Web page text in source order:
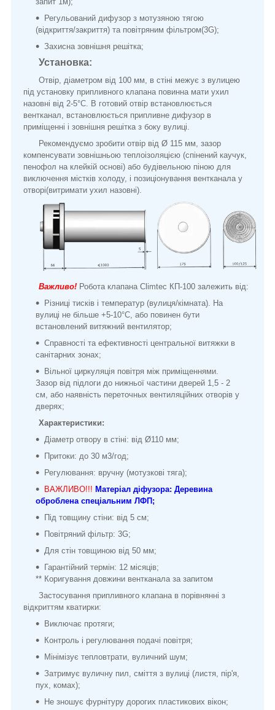
Регульований дифузор з мотузяною тягою
(відкриття/закриття) та повітряним фільтром(3G);
Захисна зовнішня решітка;
Установка:
Отвір, діаметром від 100 мм, в стіні межує з вулицею
під установку припливного клапана повинна мати ухил
назовні від 2-5°С. В готовий отвір встановлюється
вентканал, встановлюється припливне дифузор в
приміщенні і зовнішня решітка з боку вулиці.
Рекомендуємо зробити отвір від Ø 115 мм, зазор
компенсувати зовнішньою теплоізоляцією (спінений каучук,
пенофол на клейкій основі) або будівельною піною для
виключення містків холоду, і позиціонування вентканала у
отворі(витримати ухил назовні).
Важливо! Робота клапана Climtec КП-100 залежить від:
Різниці тисків і температур (вулиця/кімната). На
вулиці не більше +5-10°C, або повинен бути
встановлений витяжний вентилятор;
Справності та ефективності центральної витяжки в
санітарних зонах;
Вільної циркуляція повітря між приміщеннями.
Зазор від підлоги до нижньої частини дверей 1,5 - 2
см, або наявність переточных вентиляційних отворів у
дверях;
Характеристики:
Діаметр отвору в стіні: від Ø110 мм;
Притоки: до 30 м3/год;
Регулювання: вручну (мотузкові тяга);
ВАЖЛИBО!!! Матеріал діфузора: Деревина
оброблена спеціальним ЛФП;
Під товщину стіни: від 5 см;
Повітряний фільтр: 3G;
Для стін товщиною від 50 мм;
Гарантійний термін: 12 місяців;
** Коригування довжини вентканала за запитом
Застосування припливного клапана в порівнянні з
відкриттям кватирки:
Виключає протяги;
Контроль і регулювання подачі повітря;
Мінімізує тепловтрати, вуличний шум;
Затримує вуличну пил, сміття з вулиці (листя, пір'я,
пух, комах);
Не зношує фурнітуру дорогих пластикових вікон;